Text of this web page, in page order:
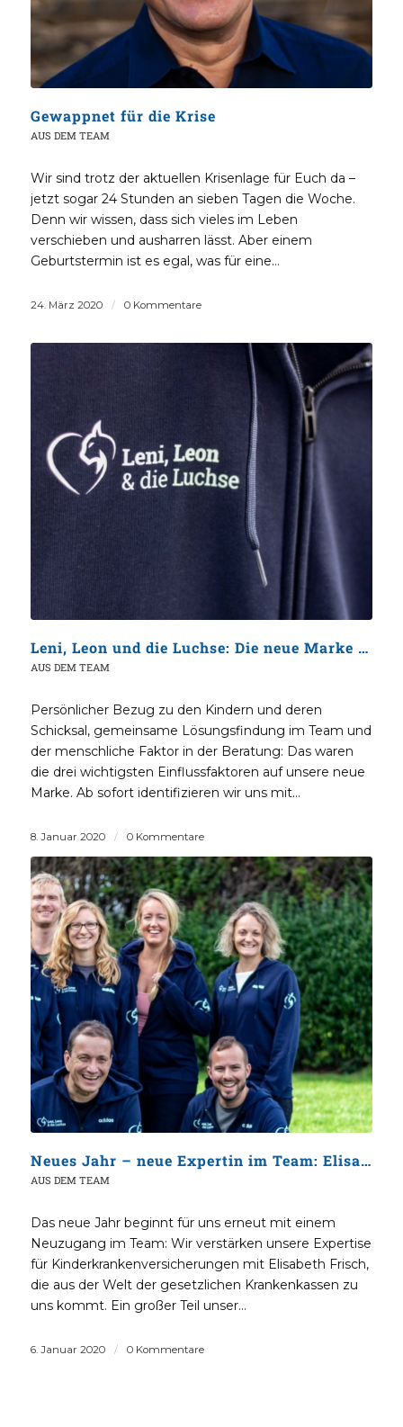
Gewappnet für die Krise
AUS DEM TEAM
Wir sind trotz der aktuellen Krisenlage für Euch da –
jetzt sogar 24 Stunden an sieben Tagen die Woche.
Denn wir wissen, dass sich vieles im Leben
verschieben und ausharren lässt. Aber einem
Geburtstermin ist es egal, was für eine…
24. März 2020 / 0 Kommentare
Leni, Leon und die Luchse: Die neue Marke der Experten für Kinderkrankenversicherungen
AUS DEM TEAM
Persönlicher Bezug zu den Kindern und deren
Schicksal, gemeinsame Lösungsfindung im Team und
der menschliche Faktor in der Beratung: Das waren
die drei wichtigsten Einflussfaktoren auf unsere neue
Marke. Ab sofort identifizieren wir uns mit…
8. Januar 2020 / 0 Kommentare
Neues Jahr – neue Expertin im Team: Elisabeth Frisch
AUS DEM TEAM
Das neue Jahr beginnt für uns erneut mit einem
Neuzugang im Team: Wir verstärken unsere Expertise
für Kinderkrankenversicherungen mit Elisabeth Frisch,
die aus der Welt der gesetzlichen Krankenkassen zu
uns kommt. Ein großer Teil unser…
6. Januar 2020 / 0 Kommentare